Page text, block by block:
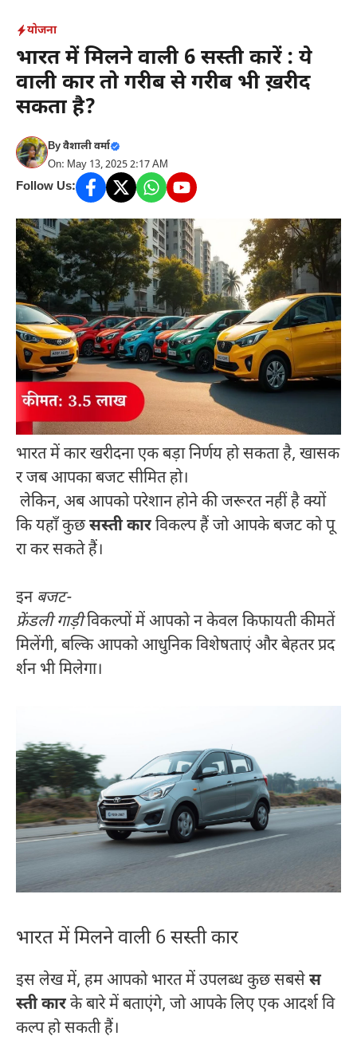
content
योजना
भारत में मिलने वाली 6 सस्ती कारें : ये
वाली कार तो गरीब से गरीब भी ख़रीद
सकता है?
Byवैशाली वर्मा
On: May 13, 2025 2:17 AM
Follow Us:
भारत में कार खरीदना एक बड़ा निर्णय हो सकता है, खासक
र जब आपका बजट सीमित हो।
लेकिन, अब आपको परेशान होने की जरूरत नहीं है क्यों
कि यहाँ कुछसस्ती कारविकल्प हैं जो आपके बजट को पू
रा कर सकते हैं।
इन बजट-
फ्रेंडली गाड़ीविकल्पों में आपको न केवल किफायती कीमतें
मिलेंगी, बल्कि आपको आधुनिक विशेषताएं और बेहतर प्रद
र्शन भी मिलेगा।
भारत में मिलने वाली 6 सस्ती कार
इस लेख में, हम आपको भारत में उपलब्ध कुछ सबसेस
स्ती कारके बारे में बताएंगे, जो आपके लिए एक आदर्श वि
कल्प हो सकती हैं।